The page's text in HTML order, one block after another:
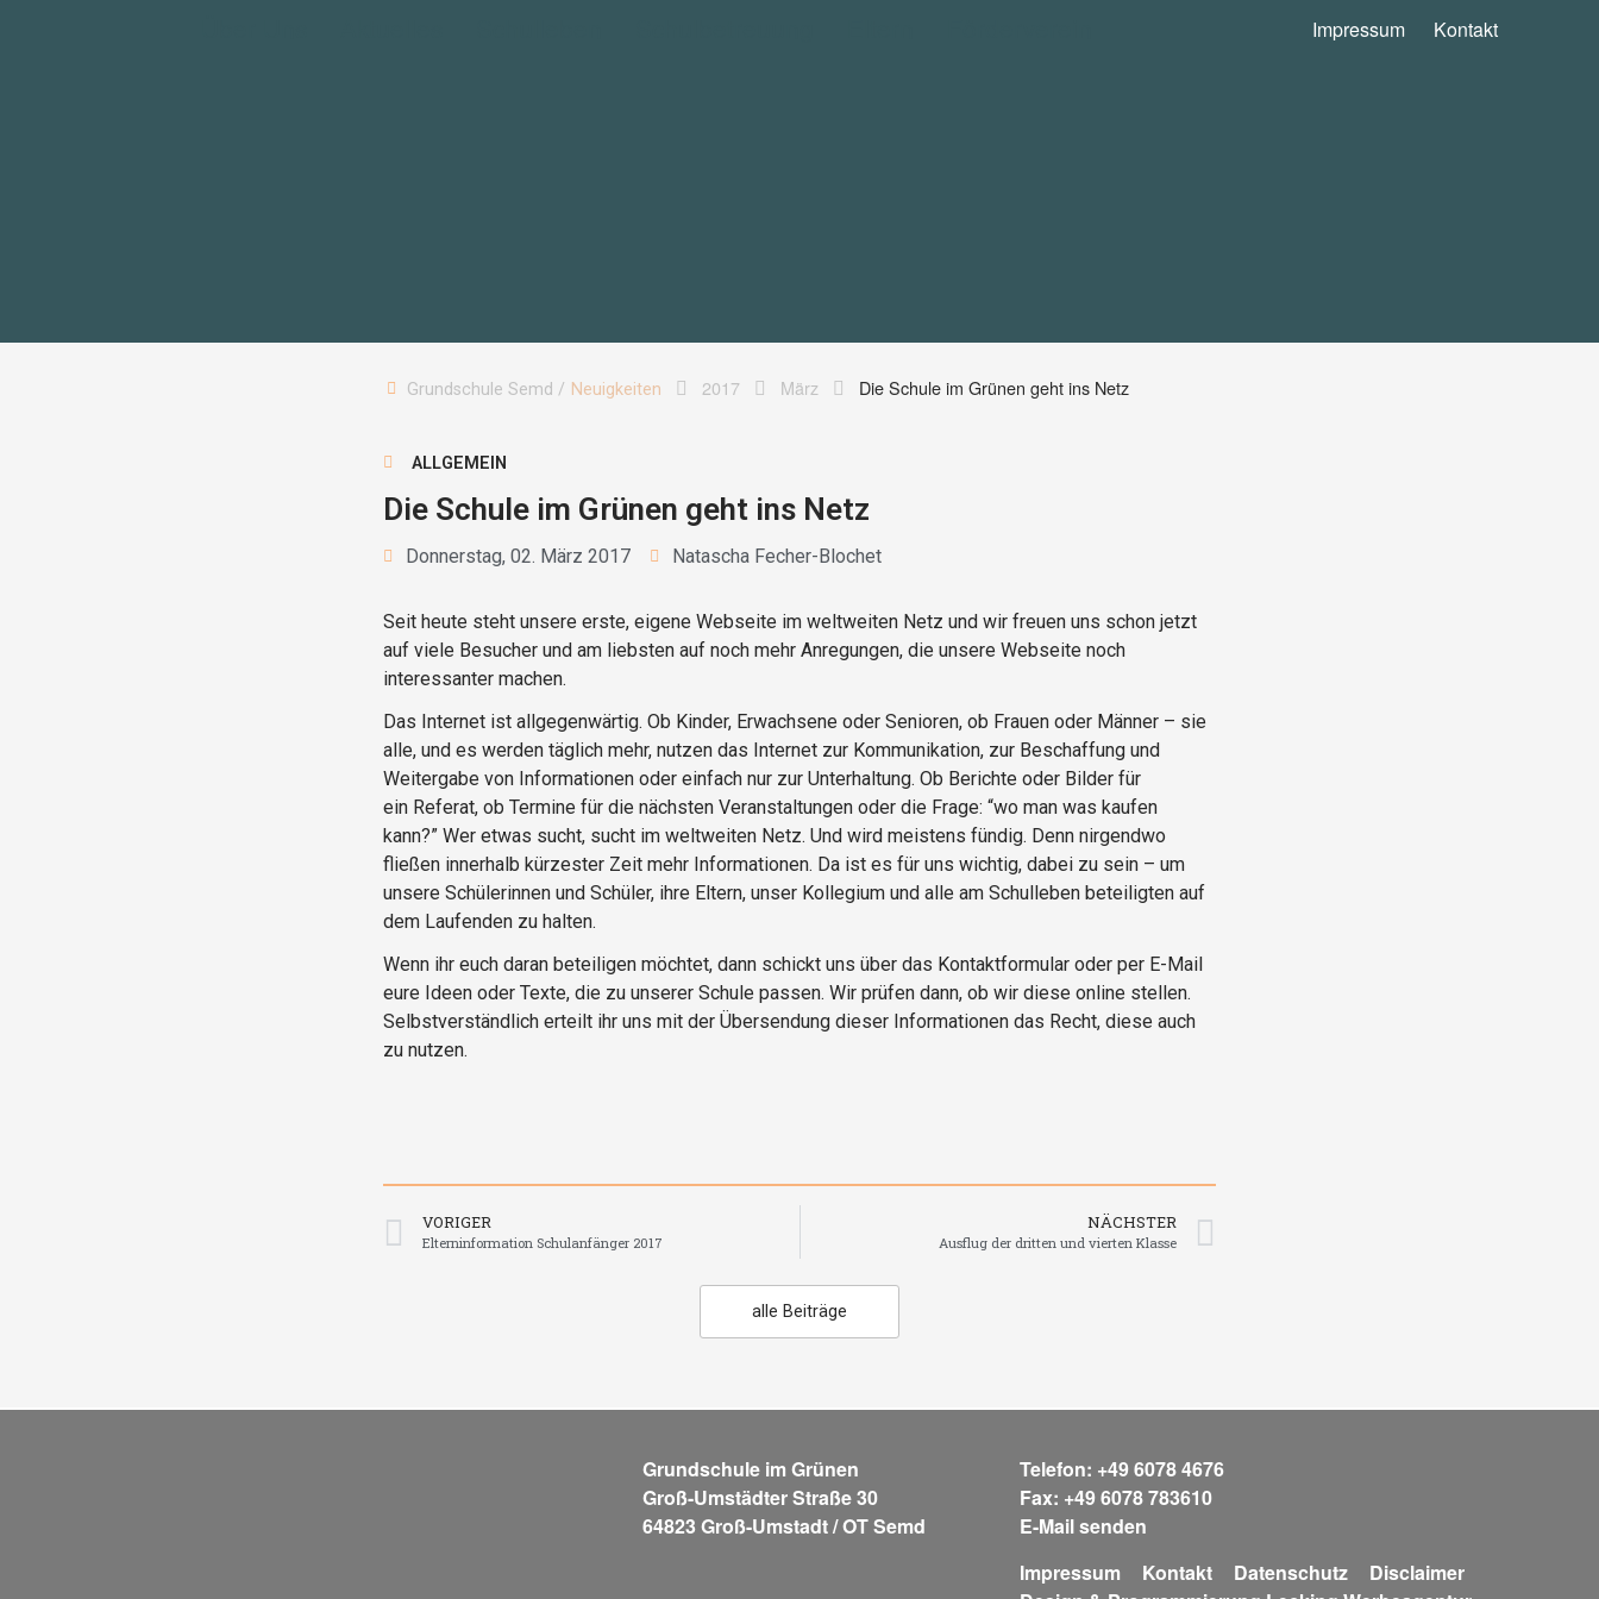
Impressum Kontakt
Grundschule Semd / Neuigkeiten 2017 März Die Schule im Grünen geht ins Netz
ALLGEMEIN
Die Schule im Grünen geht ins Netz
Donnerstag, 02. März 2017 Natascha Fecher-Blochet
Seit heute steht unsere erste, eigene Webseite im weltweiten Netz und wir freuen uns schon jetzt
auf viele Besucher und am liebsten auf noch mehr Anregungen, die unsere Webseite noch
interessanter machen.
Das Internet ist allgegenwärtig. Ob Kinder, Erwachsene oder Senioren, ob Frauen oder Männer – sie
alle, und es werden täglich mehr, nutzen das Internet zur Kommunikation, zur Beschaffung und
Weitergabe von Informationen oder einfach nur zur Unterhaltung. Ob Berichte oder Bilder für
ein Referat, ob Termine für die nächsten Veranstaltungen oder die Frage: “wo man was kaufen
kann?” Wer etwas sucht, sucht im weltweiten Netz. Und wird meistens fündig. Denn nirgendwo
fließen innerhalb kürzester Zeit mehr Informationen. Da ist es für uns wichtig, dabei zu sein – um
unsere Schülerinnen und Schüler, ihre Eltern, unser Kollegium und alle am Schulleben beteiligten auf
dem Laufenden zu halten.
Wenn ihr euch daran beteiligen möchtet, dann schickt uns über das Kontaktformular oder per E-Mail
eure Ideen oder Texte, die zu unserer Schule passen. Wir prüfen dann, ob wir diese online stellen.
Selbstverständlich erteilt ihr uns mit der Übersendung dieser Informationen das Recht, diese auch
zu nutzen.
VORIGER
Elterninformation Schulanfänger 2017
NÄCHSTER
Ausflug der dritten und vierten Klasse
alle Beiträge
Grundschule im Grünen
Groß-Umstädter Straße 30
64823 Groß-Umstadt / OT Semd
Telefon: +49 6078 4676
Fax: +49 6078 783610
E-Mail senden
Impressum
Kontakt Datenschutz
Disclaimer